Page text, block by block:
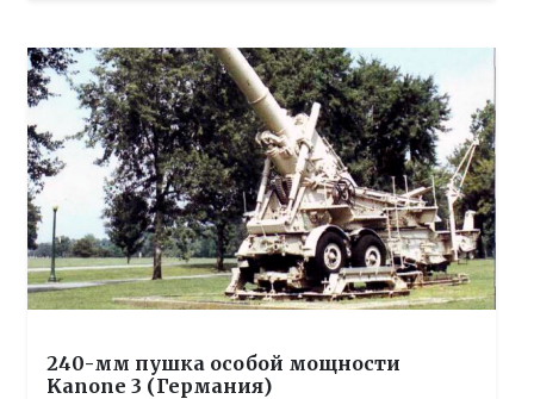
240-мм пушка особой мощности
Kanone 3 (Германия)